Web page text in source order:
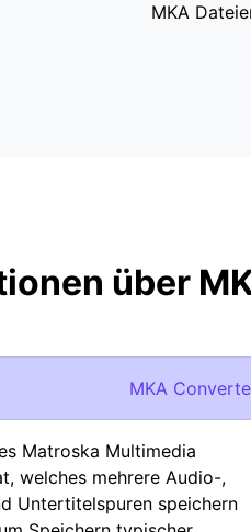
MKA
über
MKA
Matroska Multimedia
welches mehrere Audio-,
Untertitelspuren speichern